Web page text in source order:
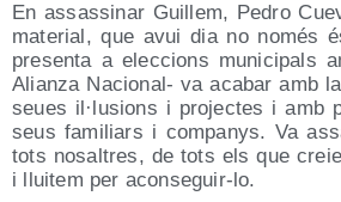
En assas­si­nar Gui­llem, Pedro
mate­rial, que avui dia no només
pre­sen­ta a elec­cions muni­ci­pals
Alian­za Nacio­nal- va aca­bar amb
seues il·lusions i pro­jec­tes i amb
seus fami­liars i com­panys. Va
tots nosal­tres, de tots els que
i llui­tem per aconseguir-lo.